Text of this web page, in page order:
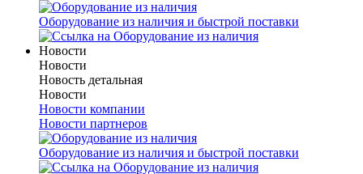
Оборудование из наличия и быстрой поставки
Новости
Новости
Новость детальная
Новости
Новости компании
Новости партнеров
Оборудование из наличия и быстрой поставки